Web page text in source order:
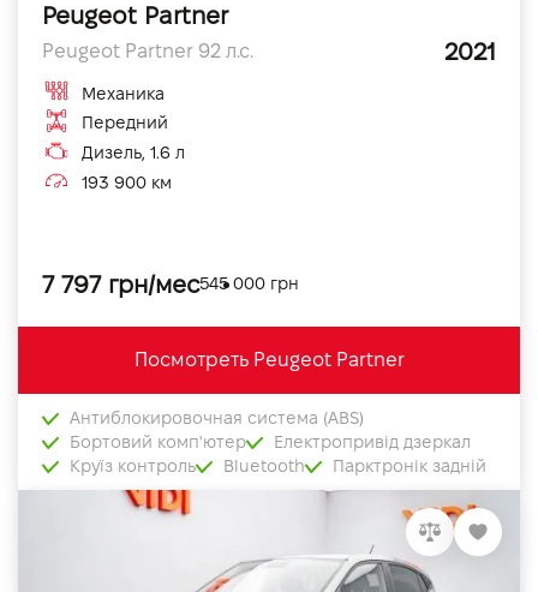
Peugeot Partner
Peugeot Partner 92 л.с. 2021
Механика
Передний
Дизель, 1.6 л
193 900 км
7 797 грн/мес545 000 грн
Посмотреть Peugeot Partner
Антиблокировочная система (ABS)
Бортовий комп'ютер
Електропривід дзеркал
Круїз контроль
Bluetooth Парктронік задній